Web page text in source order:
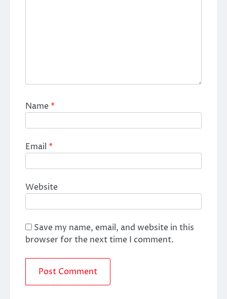
Name*
Email *
Website
Save my name, email, and website in this
browser for the next time I comment.